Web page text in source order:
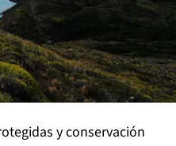
y conservación